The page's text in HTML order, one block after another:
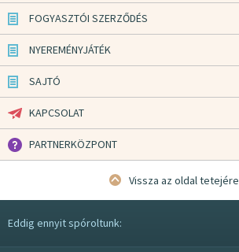
FOGYASZTÓI SZERZŐDÉS
NYEREMÉNYJÁTÉK
SAJTÓ
KAPCSOLAT
PARTNERKÖZPONT
Vissza az oldal tetejére
Eddig ennyit spóroltunk: